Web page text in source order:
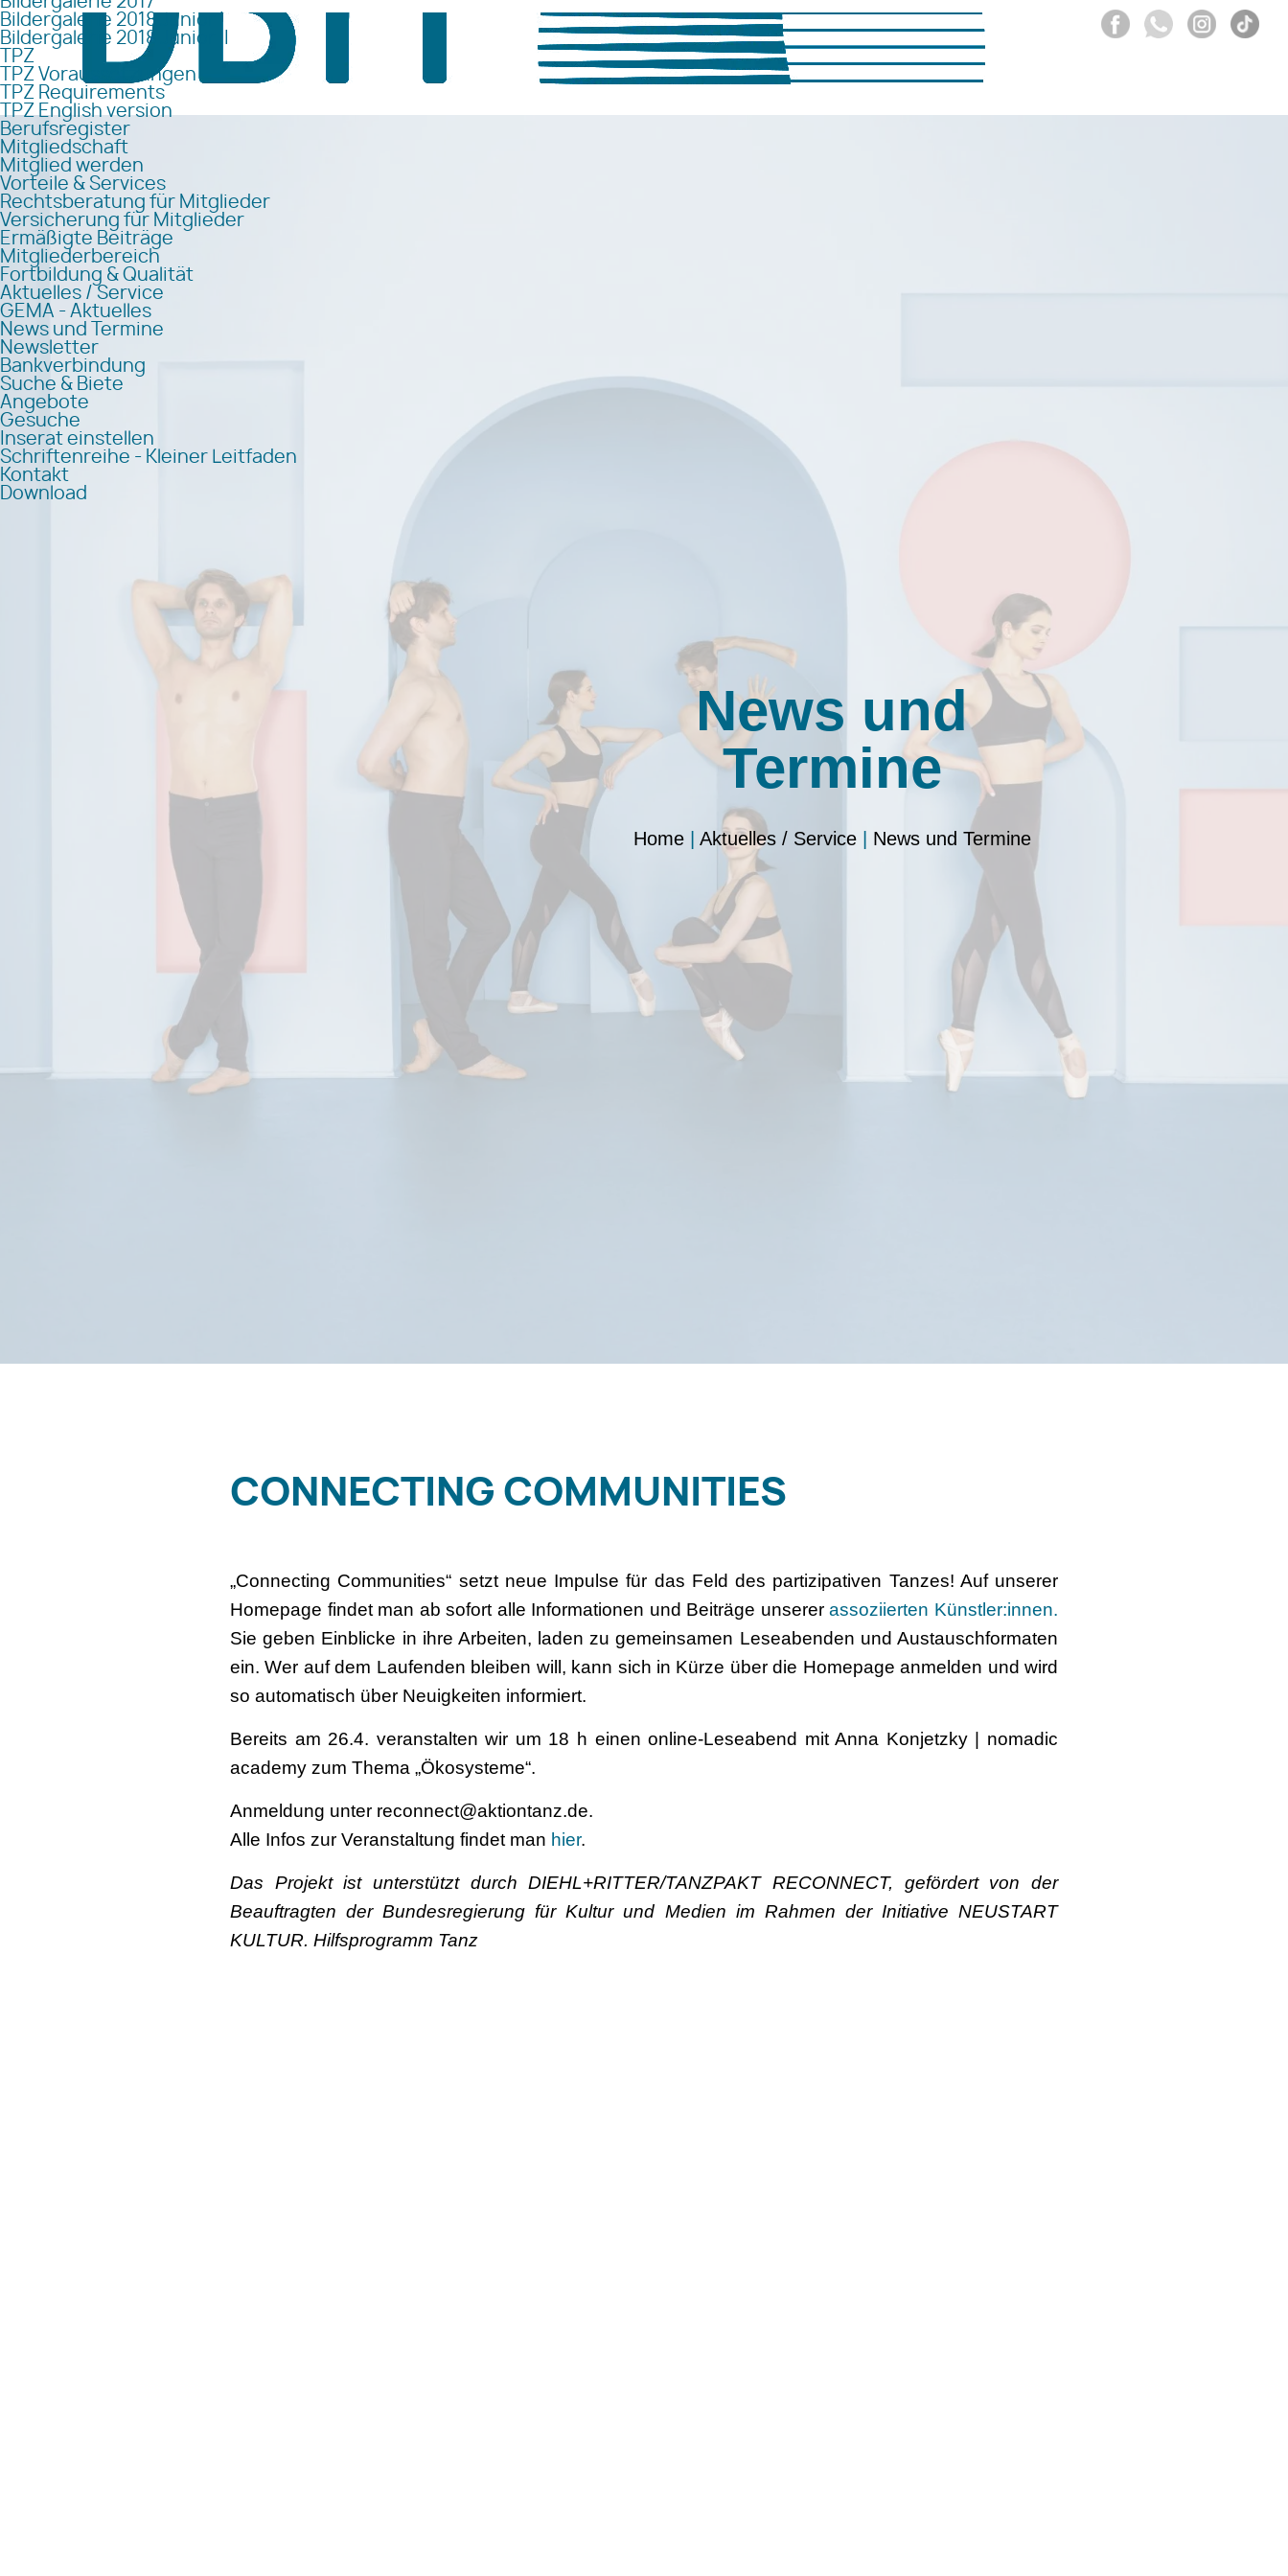
Bildergalerie 2018 Junior I
Bildergalerie 2018 Junior II
TPZ
TPZ Voraussetzungen
TPZ Requirements
TPZ English version
Berufsregister
Mitgliedschaft
Mitglied werden
Vorteile & Services
Rechtsberatung für Mitglieder
Versicherung für Mitglieder
Ermäßigte Beiträge
Mitgliederbereich
Fortbildung & Qualität
Aktuelles / Service
GEMA - Aktuelles
News und Termine
Newsletter
Bankverbindung
Suche & Biete
Angebote
Gesuche
Inserat einstellen
Schriftenreihe - Kleiner Leitfaden
Kontakt
Download
News und
Termine
Home| Aktuelles / Service| News und Termine
CONNECTING COMMUNITIES
„Connecting Communities“ setzt neue Impulse für das Feld des partizipativen Tanzes! Auf unserer
Homepage findet man ab sofort alle Informationen und Beiträge unsererassoziierten Künstler:innen.
Sie geben Einblicke in ihre Arbeiten, laden zu gemeinsamen Leseabenden und Austauschformaten
ein. Wer auf dem Laufenden bleiben will, kann sich in Kürze über die Homepage anmelden und wird
so automatisch über Neuigkeiten informiert.
Bereits am 26.4. veranstalten wir um 18 h einen online-Leseabend mit Anna Konjetzky | nomadic
academy zum Thema „Ökosysteme“.
Anmeldung unter reconnect@aktiontanz.de.
Alle Infos zur Veranstaltung findet man hier.
Das Projekt ist unterstützt durch DIEHL+RITTER/TANZPAKT RECONNECT, gefördert von der
Beauftragten der Bundesregierung für Kultur und Medien im Rahmen der Initiative NEUSTART
KULTUR. Hilfsprogramm Tanz